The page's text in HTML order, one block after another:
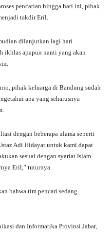
pencarian hingga hari ini, pihak
takdir Eril.
dilanjutkan lagi hari
ikhlas apapun nanti yang akan
pihak keluarga di Bandung sudah
apa yang seharusnya
dengan beberapa ulama seperti
Adi Hidayat untuk kami dapat
sesuai dengan syariat Islam
Eril,” tuturnya.
bahwa tim pencari sedang
dan Informatika Provinsi Jabar,